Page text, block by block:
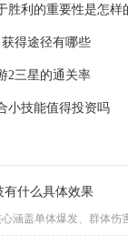
胜利的重要性是怎样
得途径有哪些
2三星的通关率
小技能值得投资吗
有什么具体效果